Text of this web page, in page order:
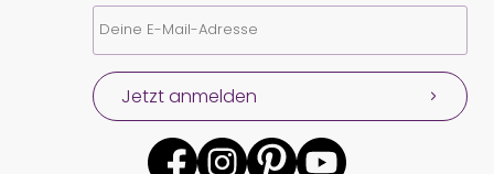
Jetzt anmelden